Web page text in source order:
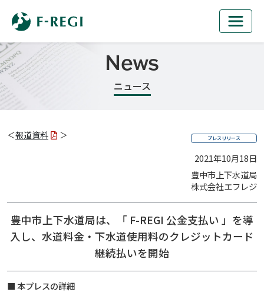
News
ニュース
＜報道資料 ＞ プレスリリース
2021年10月18日
豊中市上下水道局
株式会社エフレジ
豊中市上下水道局は、「 F-REGI 公金支払い 」を導
入し、 水道料金・下水道使用料のクレジットカード
継続払いを開始
■ 本プレスの詳細